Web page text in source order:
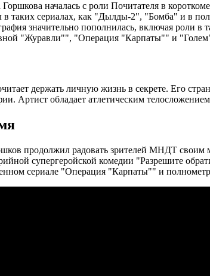
началась с роли Почитателя в
в таких сериалах, как "Дылды-2", "Бомба" и в
значительно пополнилась, включая роли в
"Журавли"", "Операция "Карпаты"" и
держать личную жизнь в секрете. Его
Артист обладает атлетическим
продолжил радовать зрителей МНДТ своим
супергеройской комедии "Разрешите
сериале "Операция "Карпаты"" и